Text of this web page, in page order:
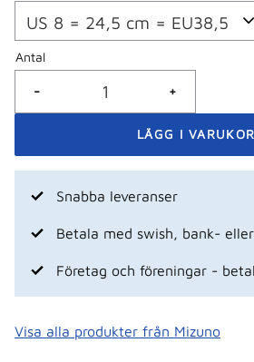
Antal
+
-
Visa alla produkter från Mizuno
Snabba leveranser
Betala med swish, bank-
Företag och föreningar -